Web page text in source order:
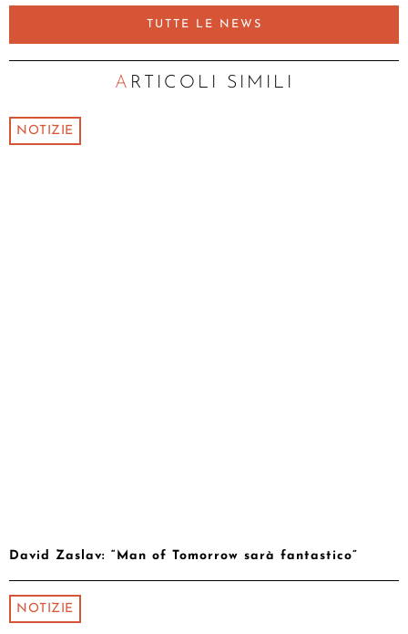
TUTTE LE NEWS
ARTICOLI SIMILI
NOTIZIE
David Zaslav: “Man of Tomorrow sarà fantastico”
NOTIZIE